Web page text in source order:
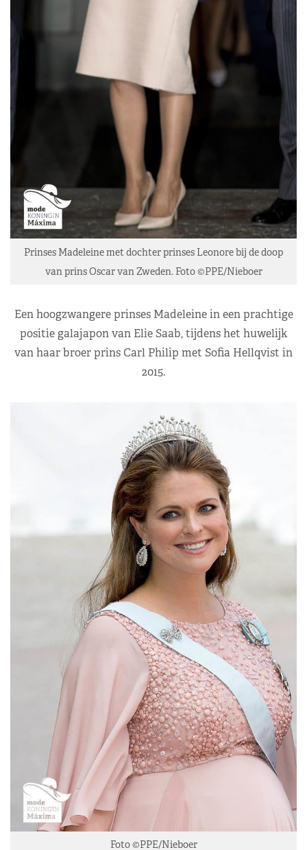
Prinses Madeleine met dochter prinses Leonore bij de doop
van prins Oscar van Zweden. Foto ©PPE/Nieboer
Een hoogzwangere prinses Madeleine in een prachtige
positie galajapon van Elie Saab, tijdens het huwelijk
van haar broer prins Carl Philip met Sofia Hellqvist in
2015.
Foto ©PPE/Nieboer